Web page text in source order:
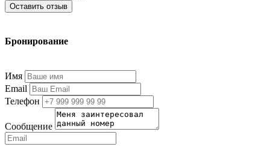
Оставить отзыв
Бронирование
Имя
Email
Телефон
Сообщение